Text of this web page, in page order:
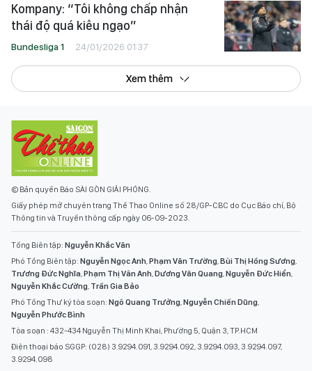
Kompany: “Tôi không chấp nhận
thái độ quá kiêu ngạo”
Bundesliga 1 24/01/2026 01:37
Xem thêm
© Bản quyền Báo SÀI GÒN GIẢI PHÓNG.
Giấy phép mở chuyên trang Thể Thao Online số 28/GP-CBC do Cục Báo chí, Bộ
Thông tin và Truyền thông cấp ngày 06-09-2023.
Tổng Biên tập: Nguyễn Khắc Văn
Phó Tổng Biên tập: Nguyễn Ngọc Anh,Phạm Văn Trường,Bùi Thị Hồng Sương,
Trương Đức Nghĩa,Phạm Thị Vân Anh,Dương Văn Quang,Nguyễn Đức Hiển,
Nguyễn Khắc Cường, Trần Gia Bảo
Phó Tổng Thư ký tòa soạn: Ngô Quang Trưởng,Nguyễn Chiến Dũng,
Nguyễn Phước Bình
Tòa soạn : 432-434 Nguyễn Thị Minh Khai, Phường 5, Quận 3, TP.HCM
Điện thoại báo SGGP: (028) 3.9294.091, 3.9294.092, 3.9294.093, 3.9294.097,
3.9294.098